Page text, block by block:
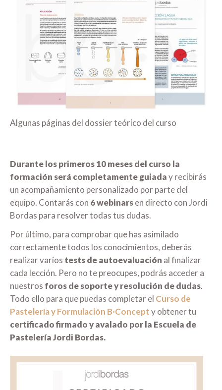
Algunas páginas del dossier teórico del curso
Durante los primeros 10 meses del curso la
formación será completamente guiaday recibirás
un acompañamiento personalizado por parte del
equipo. Contarás con 6 webinarsen directo con Jordi
Bordas para resolver todas tus dudas.
Por último, para comprobar que has asimilado
correctamente todos los conocimientos, deberás
realizar varios tests de autoevaluación al finalizar
cada lección. Pero no te preocupes, podrás acceder a
nuestros foros de soporte y resolución de dudas.
Todo ello para que puedas completar el Curso de
Pastelería y Formulación B·Concepty obtener tu
certificado firmado y avalado por la Escuela de
Pastelería Jordi Bordas.